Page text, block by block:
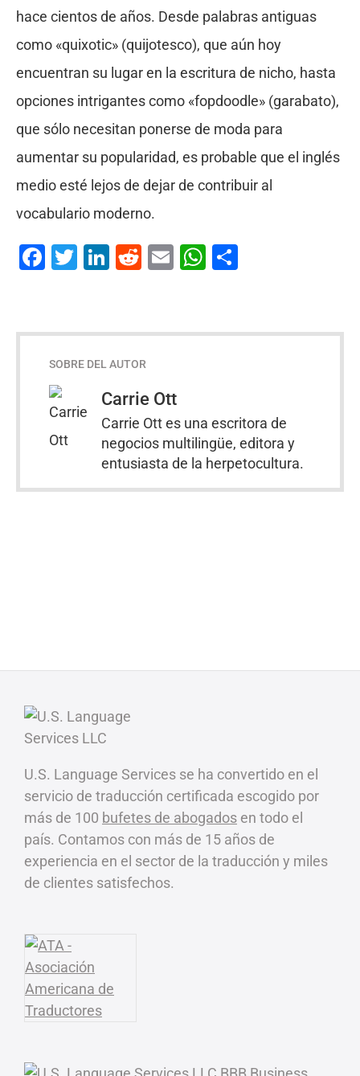
hace cientos de años. Desde palabras antiguas
como «quixotic» (quijotesco), que aún hoy
encuentran su lugar en la escritura de nicho, hasta
opciones intrigantes como «fopdoodle» (garabato),
que sólo necesitan ponerse de moda para
aumentar su popularidad, es probable que el inglés
medio esté lejos de dejar de contribuir al
vocabulario moderno.
Facebook
Twitter
LinkedIn
Reddit
EmailWhatsApp
SOBRE DEL AUTOR
Carrie Ott
Carrie Ott es una escritora de
negocios multilingüe, editora y
entusiasta de la herpetocultura.
U.S. Language Services se ha convertido en el
servicio de traducción certificada escogido por
más de 100 bufetes de abogados en todo el
país. Contamos con más de 15 años de
experiencia en el sector de la traducción y miles
de clientes satisfechos.